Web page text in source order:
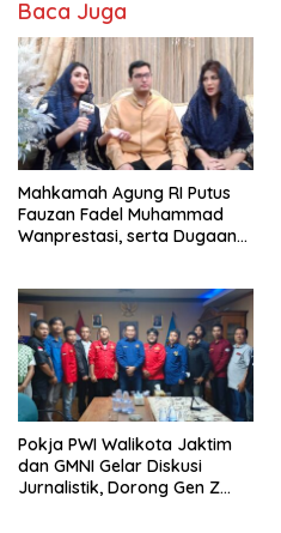
Baca Juga
Mahkamah Agung RI Putus
Fauzan Fadel Muhammad
Wanprestasi, serta Dugaan
Pokja PWI Walikota Jaktim
dan GMNI Gelar Diskusi
Jurnalistik, Dorong Gen Z